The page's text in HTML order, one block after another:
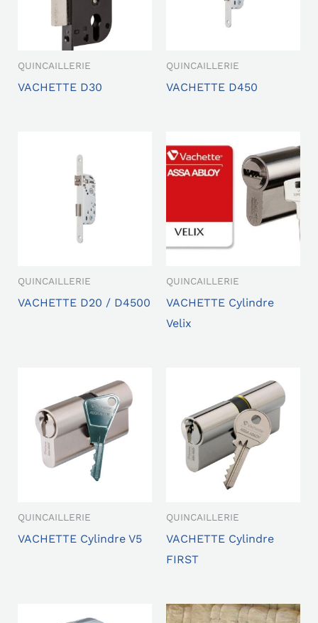
QUINCAILLERIE
VACHETTE D30
QUINCAILLERIE
VACHETTE D450
QUINCAILLERIE
VACHETTE D20 / D4500
QUINCAILLERIE
VACHETTE Cylindre
Velix
QUINCAILLERIE
VACHETTE Cylindre V5
QUINCAILLERIE
VACHETTE Cylindre
FIRST